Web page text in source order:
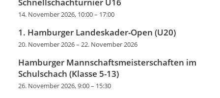
14. November 2026, 10:00– 17:00
1. Hamburger Landeskader-Open (U20)
20. November 2026–22. November 2026
Hamburger Mannschaftsmeisterschaften im
Schulschach (Klasse 5-13)
26. November 2026, 9:00– 15:30